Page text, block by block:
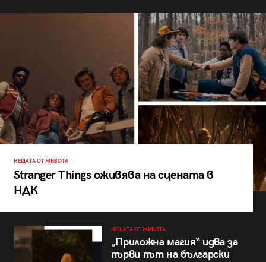
НЕЩАТА ОТ ЖИВОТА
Stranger Things оживява на сцената в
НДК
НЕЩАТА ОТ ЖИВОТА
„Приложна магия“ идва за
първи път на български